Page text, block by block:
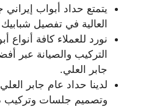
يتمتع حداد أبواب
العالية في تفصيل
نورد للعملاء كافة أنواع
التركيب والصيانة عبر
جابر العلي.
لدينا حداد عام جابر
وتصميم جلسات وتركيب